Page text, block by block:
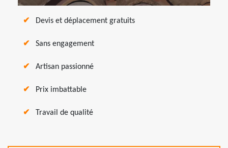
Devis et déplacement gratuits
Sans engagement
Artisan passionné
Prix imbattable
Travail de qualité